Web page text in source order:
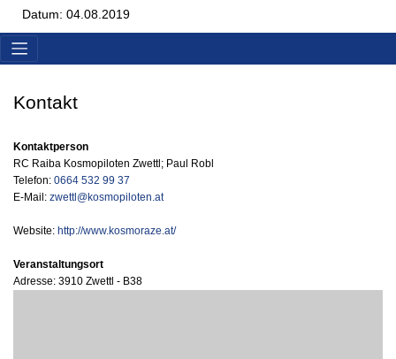
Datum: 04.08.2019
Kontakt
Kontaktperson
RC Raiba Kosmopiloten Zwettl; Paul Robl
Telefon: 0664 532 99 37
E-Mail: zwettl@kosmopiloten.at
Website: http://www.kosmoraze.at/
Veranstaltungsort
Adresse: 3910 Zwettl - B38